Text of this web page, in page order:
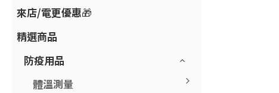
來店/電更優惠🎁
精選商品
防疫用品
體溫測量